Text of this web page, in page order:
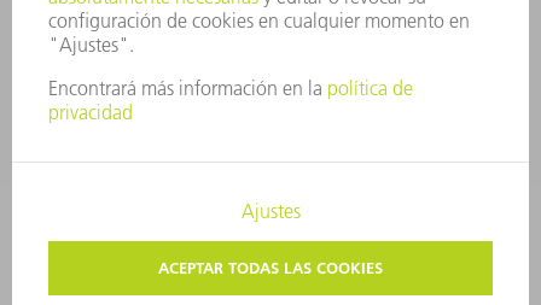
GESTIÓN EMPRESARIAL
PROTECCIÓN DE DATOS
COPYRIGHT Y MARCA REGISTRADA
TRUMPF ESPAÑA
AJUSTES DE PRIVACIDAD